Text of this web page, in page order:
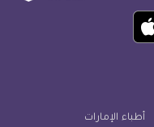
أطباء الإمارات